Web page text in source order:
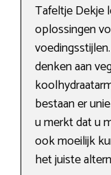
Tafeltje Dekje
oplossingen
denken aan
bestaan er
u merkt dat u
ook moeilijk
het juiste